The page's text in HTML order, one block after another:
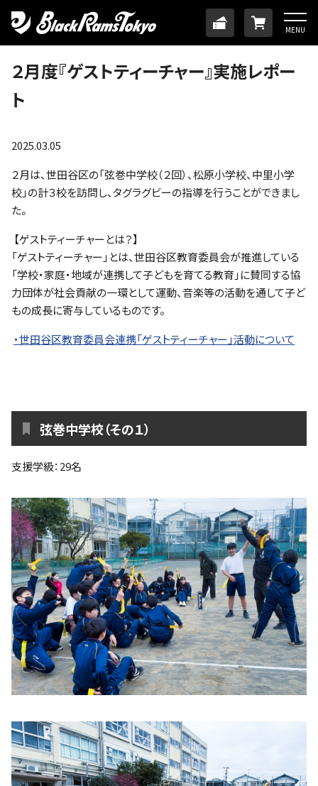
MENU
TICKET
HOME
メンバー
試合日程・結果
アカデミー
SDGs・ホームタウン
２月度『ゲストティーチャー』実施レポー
ト
2025.03.05
２月は、世田谷区の「弦巻中学校（２回）、松原小学校、中里小学
校」の計３校を訪問し、タグラグビーの指導を行うことができまし
た。
【ゲストティーチャーとは？】
「ゲストティーチャー」とは、世田谷区教育委員会が推進している
「学校・家庭・地域が連携して子どもを育てる教育」に賛同する協
力団体が社会貢献の一環として運動、音楽等の活動を通して子ど
もの成長に寄与しているものです。
・世田谷区教育委員会連携「ゲストティーチャー」活動について
弦巻中学校（その１）
支援学級：29名